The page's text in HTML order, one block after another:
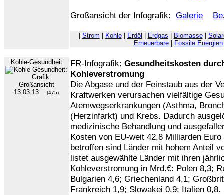
Großansicht der Infografik: Galerie
Strom Kohle| Erdöl Erdgas Biomasse|
Erneuerbare| Fossile Energien
Kohle-Gesundheit
13.03.13 (475)
FR-Infografik: Gesundheitskosten
Kohleverstromung
Die Abgase und der Feinstaub aus der
Kraftwerken verursachen vielfältige
Atemwegserkrankungen (Asthma,
(Herzinfarkt) und Krebs. Dadurch
medizinische Behandlung und
Kosten von EU-weit 42,8 Milliarden
betroffen sind Länder mit hohem Anteil
listet ausgewählte Länder mit ihren
Kohleverstromung in Mrd.€: Polen 8,3;
Bulgarien 4,6; Griechenland 4,1;
Frankreich 1,9; Slowakei 0,9; Italien 0,8.